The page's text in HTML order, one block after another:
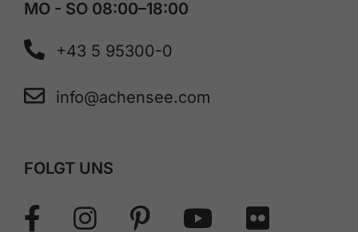
MO - SO 08:00–18:00
+43 5 95300-0
info@achensee.com
FOLGT UNS